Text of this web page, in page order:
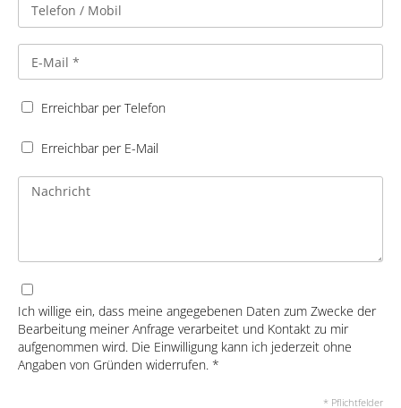
Erreichbar per Telefon
Erreichbar per E-Mail
Ich willige ein, dass meine angegebenen Daten zum Zwecke der
Bearbeitung meiner Anfrage verarbeitet und Kontakt zu mir
aufgenommen wird. Die Einwilligung kann ich jederzeit ohne
Angaben von Gründen widerrufen. *
* Pflichtfelder